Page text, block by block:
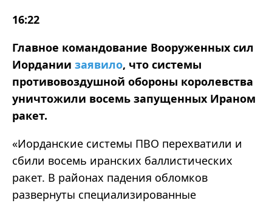
16:22
Главное командование Вооруженных сил
Иордании заявило, что системы
противовоздушной обороны королевства
уничтожили восемь запущенных Ираном
ракет.
«Иорданские системы ПВО перехватили и
сбили восемь иранских баллистических
ракет. В районах падения обломков
развернуты специализированные